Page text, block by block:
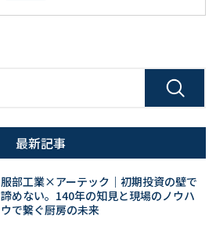
最新記事
服部工業×アーテック｜初期投資の壁で
諦めない。140年の知見と現場のノウハ
ウで繋ぐ厨房の未来